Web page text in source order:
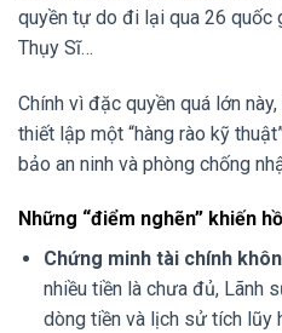
quyền tự do đi lại qua 26 quốc
Thụy Sĩ…
Chính vì đặc quyền quá lớn
thiết lập một “hàng rào kỹ
bảo an ninh và phòng chống
Những “điểm nghẽn” khiến
Chứng minh tài chính
nhiều tiền là chưa đủ, Lãnh
dòng tiền và lịch sử tích lũy